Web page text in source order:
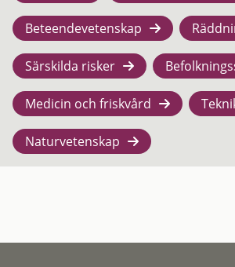
Beteendevetenskap
Särskilda risker
Medicin och friskvård
Naturvetenskap